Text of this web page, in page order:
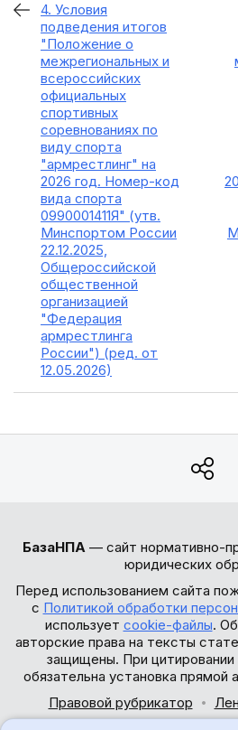
4. Условия
подведения итогов
"Положение о
межрегиональных и
всероссийских
официальных
спортивных
соревнованиях по
виду спорта
"армрестлинг" на
2026 год. Номер-код
вида спорта
0990001411Я" (утв.
Минспортом России
22.12.2025,
Общероссийской
общественной
организацией
"Федерация
армрестлинга
России") (ред. от
12.05.2026)
БазаНПА — сайт нормативно-
юридических
Перед использованием сайта
с Политикой обработки
использует cookie-файлы.
авторские права на тексты
защищены. При цитировании
обязательна установка прямой
Правовой рубрикатор